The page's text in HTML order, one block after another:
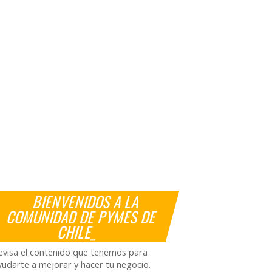
BIENVENIDOS A LA
COMUNIDAD DE PYMES DE
CHILE_
el contenido que tenemos para
a mejorar y hacer tu negocio.